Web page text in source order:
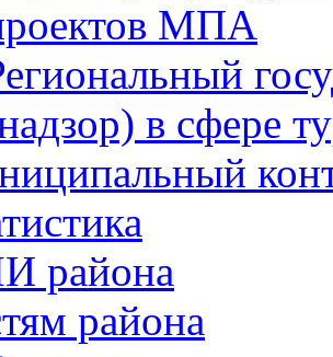
МПА
в сфере
района
района